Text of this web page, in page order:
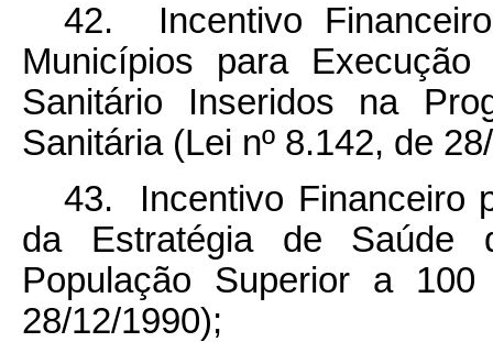
42. Incentivo
Municípios para
Sanitário Inseridos na
Sanitária (Lei nº 8.142, de
43. Incentivo Financeiro
da Estratégia de Saúde
População Superior a
28/12/1990);